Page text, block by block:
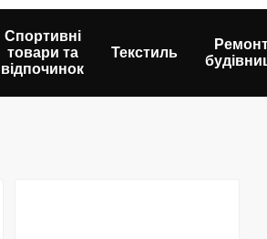
Спортивні
товари та
відпочинок
Текстиль